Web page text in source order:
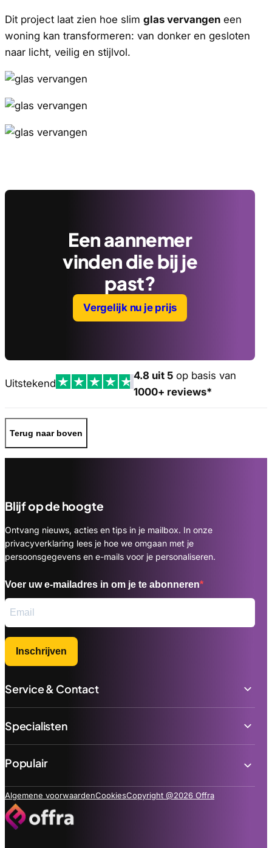
Dit project laat zien hoe slim glas vervangen een
woning kan transformeren: van donker en gesloten
naar licht, veilig en stijlvol.
Een aannemer
vinden die bij je
past?
Vergelijk nu je prijs
Uitstekend
4.8 uit 5 op basis van
1000+ reviews*
Terug naar boven
Blijf op de hoogte
Ontvang nieuws, acties en tips in je mailbox. In onze
privacyverklaring lees je hoe we omgaan met je
persoonsgegevens en e-mails voor je personaliseren.
Voer uw e-mailadres in om je te abonneren
Inschrijven
Service & Contact
Specialisten
Populair
Algemene voorwaardenCookiesCopyright @2026 Offra